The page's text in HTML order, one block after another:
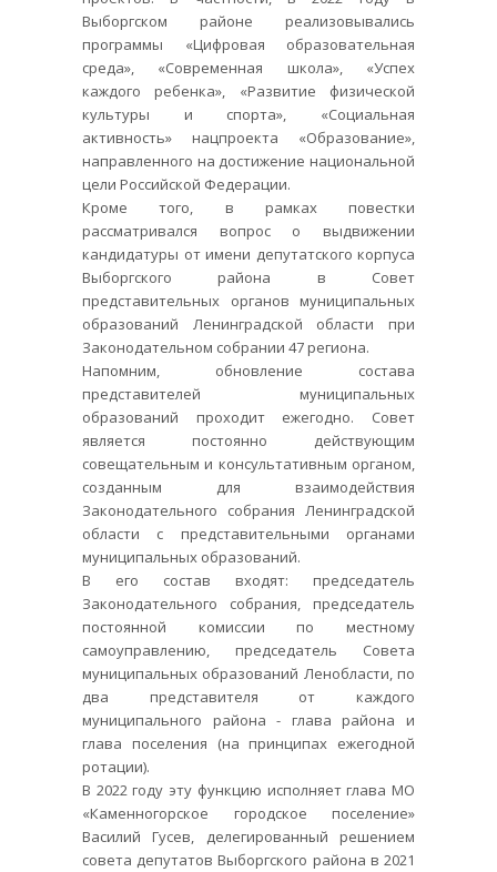
Выборгском районе реализовывались
программы «Цифровая образовательная
среда», «Современная школа», «Успех
каждого ребенка», «Развитие физической
культуры и спорта», «Социальная
активность» нацпроекта «Образование»,
направленного на достижение национальной
цели Российской Федерации.
Кроме того, в рамках повестки
рассматривался вопрос о выдвижении
кандидатуры от имени депутатского корпуса
Выборгского района в Совет
представительных органов муниципальных
образований Ленинградской области при
Законодательном собрании 47 региона.
Напомним, обновление состава
представителей муниципальных
образований проходит ежегодно. Совет
является постоянно действующим
совещательным и консультативным органом,
созданным для взаимодействия
Законодательного собрания Ленинградской
области с представительными органами
муниципальных образований.
В его состав входят: председатель
Законодательного собрания, председатель
постоянной комиссии по местному
самоуправлению, председатель Совета
муниципальных образований Ленобласти, по
два представителя от каждого
муниципального района - глава района и
глава поселения (на принципах ежегодной
ротации).
В 2022 году эту функцию исполняет глава МО
«Каменногорское городское поселение»
Василий Гусев, делегированный решением
совета депутатов Выборгского района в 2021